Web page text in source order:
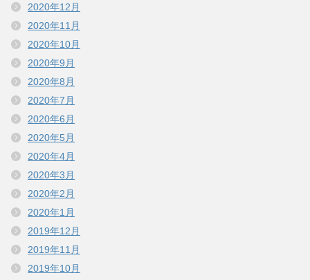
2020年12月
2020年11月
2020年10月
2020年9月
2020年8月
2020年7月
2020年6月
2020年5月
2020年4月
2020年3月
2020年2月
2020年1月
2019年12月
2019年11月
2019年10月